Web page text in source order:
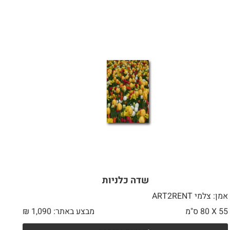
שדה כלניות
אמן: צלמי ART2RENT
55 X
מבצע באתר: ₪ 1,090